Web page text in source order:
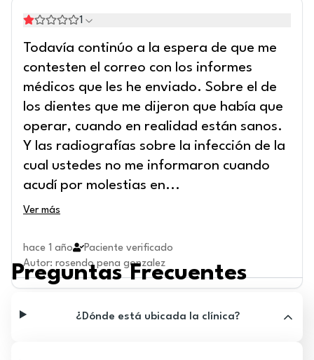
1
Todavía continúo a la espera de que me
contesten el correo con los informes
médicos que les he enviado. Sobre el de
los dientes que me dijeron que había que
operar, cuando en realidad están sanos.
Y las radiografías sobre la infección de la
cual ustedes no me informaron cuando
acudí por molestias en...
Ver más
hace 1 año
Paciente verificado
Autor: rosendo pena gonzalez
Preguntas Frecuentes
¿Dónde está ubicada la clínica?